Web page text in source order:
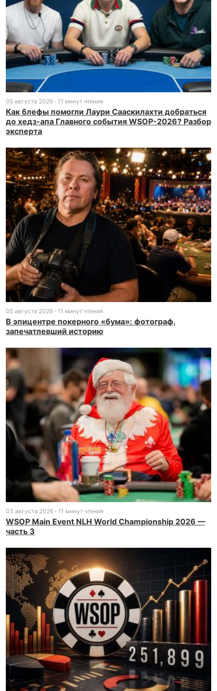
05 августа 2026 11 минут чтения
Как блефы помогли Лаури Сааскилахти добраться
до хедз-апа Главного события WSOP-2026? Разбор
эксперта
05 августа 2026 11 минут чтения
В эпицентре покерного «бума»: фотограф,
запечатлевший историю
03 августа 2026 11 минут чтения
WSOP Main Event NLH World Championship 2026 —
часть 3